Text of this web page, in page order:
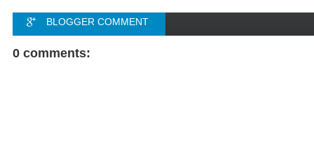
BLOGGER COMMENT
FACEBOOK COMMENT
0 comments: